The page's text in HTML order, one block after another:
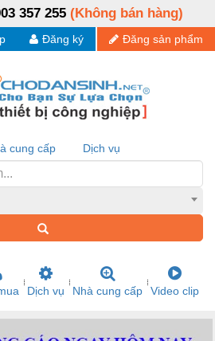
357 255 (Không bán hàng)
Đăng sản phẩm
Đăng ký
cung cấp Dịch vụ
Dịch vụ Nhà cung cấp Video clip